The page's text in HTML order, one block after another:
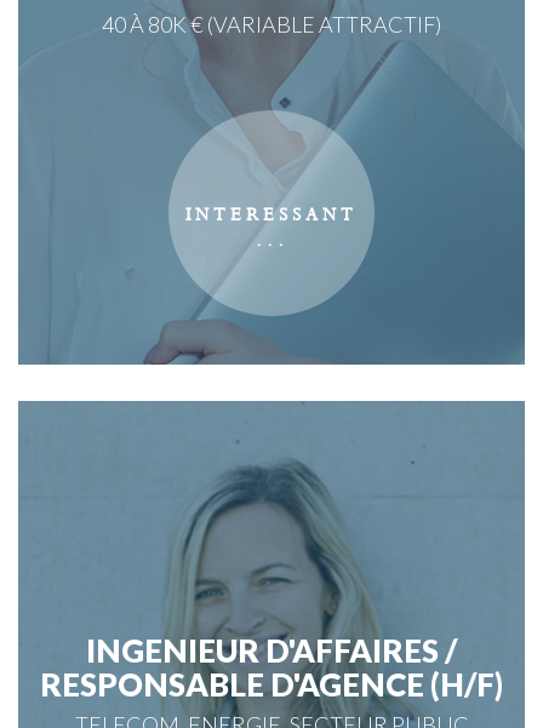
40 À 80K € (VARIABLE ATTRACTIF)
INGENIEUR D'AFFAIRES /
RESPONSABLE D'AGENCE (H/F)